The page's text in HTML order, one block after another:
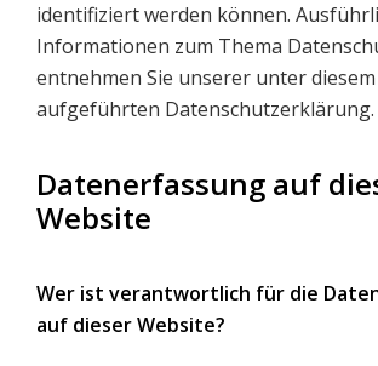
identifiziert werden können.
Informationen zum Thema
entnehmen Sie unserer unter
aufgeführten Datenschutzerklärung.
Datenerfassung auf
Website
Wer ist verantwortlich für die
auf dieser Website?